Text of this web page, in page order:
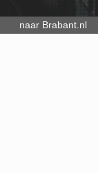
naar Brabant.nl